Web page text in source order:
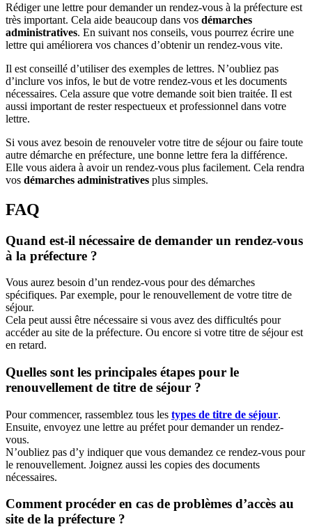
Rédiger une lettre pour demander un rendez-vous à la préfecture est
très important. Cela aide beaucoup dans vos démarches
administratives. En suivant nos conseils, vous pourrez écrire une
lettre qui améliorera vos chances d’obtenir un rendez-vous vite.
Il est conseillé d’utiliser des exemples de lettres. N’oubliez pas
d’inclure vos infos, le but de votre rendez-vous et les documents
nécessaires. Cela assure que votre demande soit bien traitée. Il est
aussi important de rester respectueux et professionnel dans votre
lettre.
Si vous avez besoin de renouveler votre titre de séjour ou faire toute
autre démarche en préfecture, une bonne lettre fera la différence.
Elle vous aidera à avoir un rendez-vous plus facilement. Cela rendra
vos démarches administratives plus simples.
FAQ
Quand est-il nécessaire de demander un rendez-vous
à la préfecture ?
Vous aurez besoin d’un rendez-vous pour des démarches
spécifiques. Par exemple, pour le renouvellement de votre titre de
séjour.
Cela peut aussi être nécessaire si vous avez des difficultés pour
accéder au site de la préfecture. Ou encore si votre titre de séjour est
en retard.
Quelles sont les principales étapes pour le
renouvellement de titre de séjour ?
Pour commencer, rassemblez tous les types de titre de séjour.
Ensuite, envoyez une lettre au préfet pour demander un rendez-
vous.
N’oubliez pas d’y indiquer que vous demandez ce rendez-vous pour
le renouvellement. Joignez aussi les copies des documents
nécessaires.
Comment procéder en cas de problèmes d’accès au
site de la préfecture ?